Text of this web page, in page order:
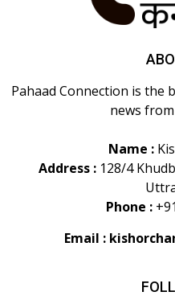
Pahaad Connection is the
news
Name :
Address : 128/4
Phone :
Email :